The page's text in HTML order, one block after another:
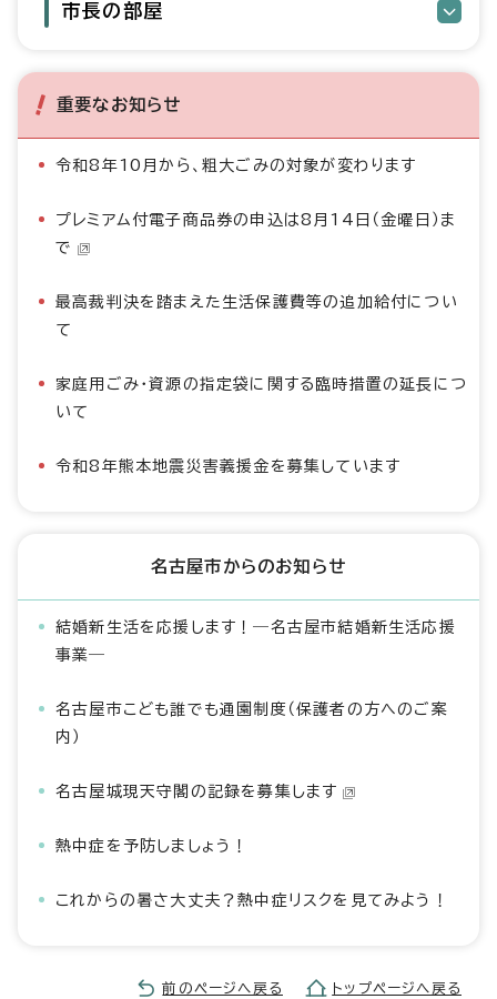
市長の部屋
重要なお知らせ
令和8年10月から、粗大ごみの対象が変わります
プレミアム付電子商品券の申込は8月14日（金曜日）ま
で
最高裁判決を踏まえた生活保護費等の追加給付につい
て
家庭用ごみ・資源の指定袋に関する臨時措置の延長につ
いて
令和8年熊本地震災害義援金を募集しています
名古屋市からのお知らせ
結婚新生活を応援します！―名古屋市結婚新生活応援
事業―
名古屋市こども誰でも通園制度（保護者の方へのご案
内）
名古屋城現天守閣の記録を募集します
熱中症を予防しましょう！
これからの暑さ大丈夫？熱中症リスクを見てみよう！
前のページへ戻る トップページへ戻る